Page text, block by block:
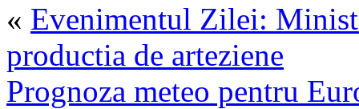
« Evenimentul Zilei:
productia de arteziene
Prognoza meteo pentru